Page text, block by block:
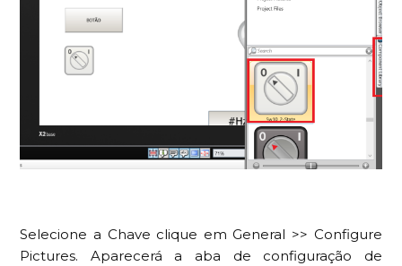
Selecione a Chave clique em General >> Configure
Pictures. Aparecerá a aba de configuração de